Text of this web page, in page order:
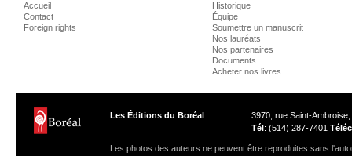
Accueil
Contact
Foreign rights
Historique
Équipe
Soumettre un manuscrit
Nos lauréats
Nos partenaires
Documents
Acheter nos livres
Les Éditions du Boréal
3970, rue Saint-
Tél: (514) 287-7401 Téléc
Les photos des auteurs ne peuvent être reproduites sans